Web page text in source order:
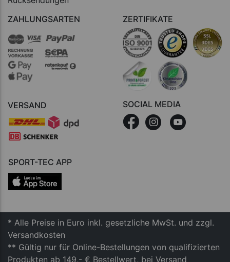
ZAHLUNGSARTEN
VERSAND
ZERTIFIKATE
SOCIAL MEDIA
SPORT-TEC APP
* Alle Preise in Euro inkl. gesetzliche MwSt. und zzgl.
Versandkosten
** Gültig nur für Online-Bestellungen von qualifizierten
Produkten ab 149,- € Bestellwert, bei Versand